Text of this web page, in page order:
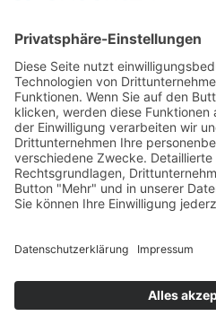
Diese Maßnahme wird
Grundlage des von den